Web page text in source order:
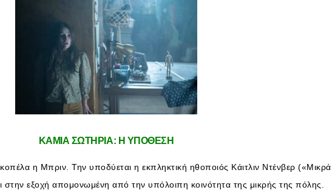
ΚΑΜΙΑ ΣΩΤΗΡΙΑ: Η ΥΠΟΘΕΣΗ
η Μπριν. Την υποδύεται η εκπληκτική ηθοποιός Κάιτλιν Ντένβερ («Μικρά
εξοχή απομονωμένη από την υπόλοιπη κοινότητα της μικρής της πόλης.